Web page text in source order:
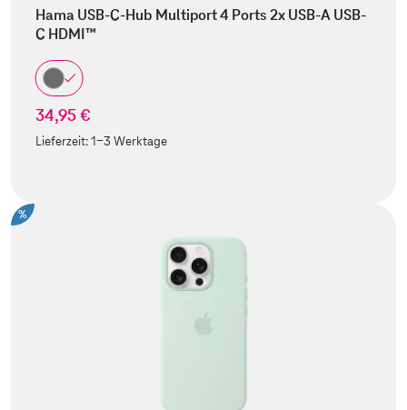
Hama USB-C-Hub Multiport 4 Ports 2x USB-A USB-
C HDMI™
34,95 €
Lieferzeit:1-3 Werktage
%